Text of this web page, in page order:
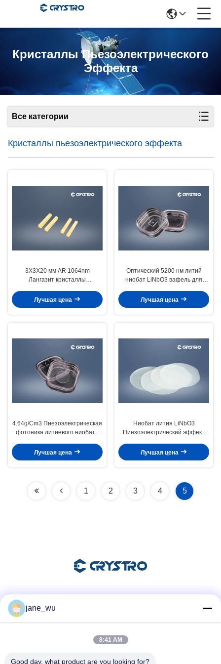
Кристаллы Пьезоэлектрического
Эффекта
Все категории
Кристаллы пьезоэлектрического эффекта
3X3X20 мм AR 1064nm
Лангазит кристаллы
La3Ga5SiO14
Лучшая цена
Оптический 5200 нм литий
ниобат LiNbO3 вафель для
Лучшая цена
4.64g/Cm3 Пиезоэлектрическая
фотоника литиевого ниобата
Лучшая цена
Ниобат лития LiNbO3
Пиезоэлектрический эффект
одноосевой
Лучшая цена
1 2 3 4 5
jane_wu
8:41 AM
Good day, what product are you looking for?